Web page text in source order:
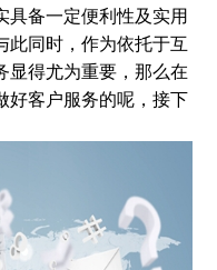
具备一定便利性及实用
此同时，作为依托于互
显得尤为重要，那么在
好客户服务的呢，接下